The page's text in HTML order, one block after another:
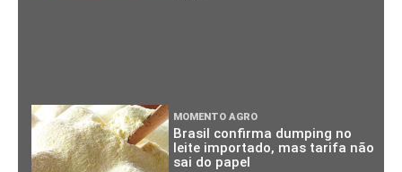
MOMENTO AGRO
Brasil confirma dumping no
leite importado, mas tarifa não
sai do papel